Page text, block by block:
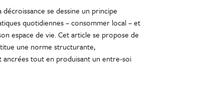
se dessine un principe
quotidiennes – consommer local – et
espace de vie. Cet article se propose de
une norme structurante,
ancrées tout en produisant un entre-soi